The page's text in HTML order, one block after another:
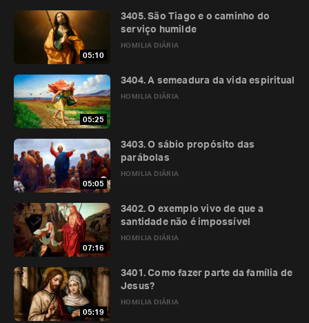
05:10
HOMILIA DIÁRIA
3405. São Tiago e o caminho do
serviço humilde
05:25
HOMILIA DIÁRIA
3404. A semeadura da vida espiritual
05:05
HOMILIA DIÁRIA
3403. O sábio propósito das
parábolas
07:16
HOMILIA DIÁRIA
3402. O exemplo vivo de que a
santidade não é impossível
05:19
HOMILIA DIÁRIA
3401. Como fazer parte da família de
Jesus?